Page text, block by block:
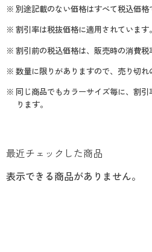
閲覧履歴
お気に入り
サポート
よくある質問とお問い合わせ
サポート
ご利用ガイド
よくある質問とお問い合わせ
※ 別途記載のない価格はすべて税込価格
※ 割引率は税抜価格に適用されています。
※ 割引前の税込価格は、販売時の消費税
※ 数量に限りがありますので、売り切れ
※ 同じ商品でもカラーサイズ毎に、割
ります。
最近チェックした商品
表示できる商品がありません。